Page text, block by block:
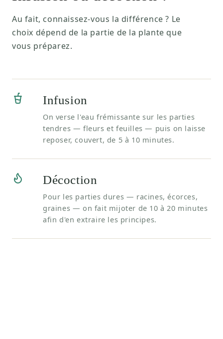
Au fait, connaissez-vous la différence ? Le
choix dépend de la partie de la plante que
vous préparez.
Infusion
On verse l'eau frémissante sur les parties
tendres — fleurs et feuilles — puis on laisse
reposer, couvert, de 5 à 10 minutes.
Décoction
Pour les parties dures — racines, écorces,
graines — on fait mijoter de 10 à 20 minutes
afin d'en extraire les principes.